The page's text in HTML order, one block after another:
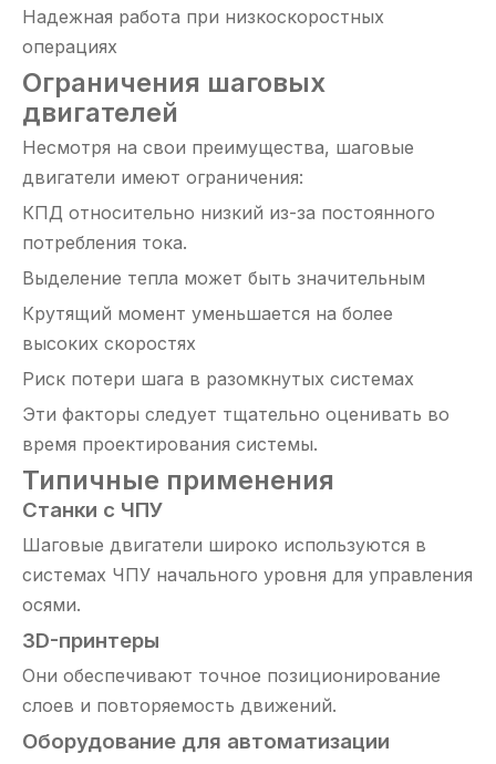
Надежная работа при низкоскоростных
операциях
Ограничения шаговых
двигателей
Несмотря на свои преимущества, шаговые
двигатели имеют ограничения:
КПД относительно низкий из-за постоянного
потребления тока.
Выделение тепла может быть значительным
Крутящий момент уменьшается на более
высоких скоростях
Риск потери шага в разомкнутых системах
Эти факторы следует тщательно оценивать во
время проектирования системы.
Типичные применения
Станки с ЧПУ
Шаговые двигатели широко используются в
системах ЧПУ начального уровня для управления
осями.
3D-принтеры
Они обеспечивают точное позиционирование
слоев и повторяемость движений.
Оборудование для автоматизации